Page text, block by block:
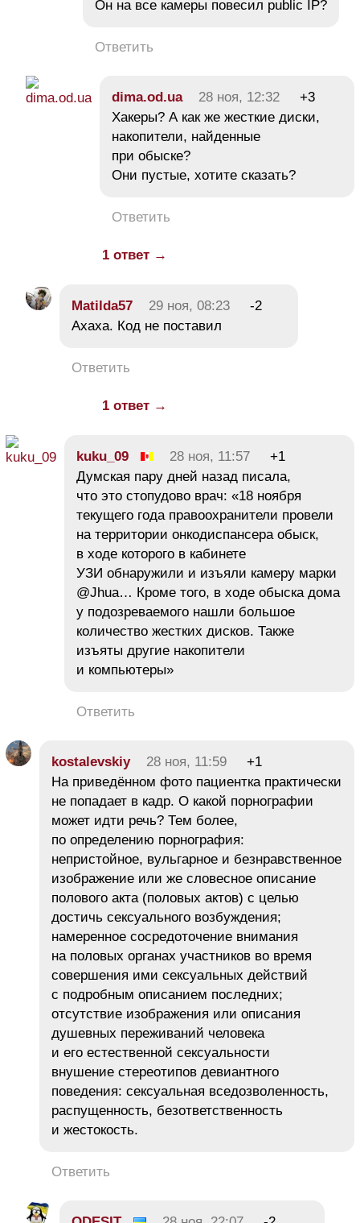
Он на все камеры повесил public IP?
Ответить
dima.od.ua 28 ноя, 12:32
+3
Хакеры? А как же жесткие диски,
накопители, найденные
при обыске?
Они пустые, хотите сказать?
Ответить
1 ответ →
Matilda57 29 ноя, 08:23
-2
Ахаха. Код не поставил
Ответить
1 ответ →
kuku_09 28 ноя, 11:57
+1
Думская пару дней назад писала,
что это стопудово врач: «18 ноября
текущего года правоохранители провели
на территории онкодиспансера обыск,
в ходе которого в кабинете
УЗИ обнаружили и изъяли камеру марки
@Jhua… Кроме того, в ходе обыска дома
у подозреваемого нашли большое
количество жестких дисков. Также
изъяты другие накопители
и компьютеры»
Ответить
kostalevskiy 28 ноя, 11:59
+1
На приведённом фото пациентка практически
не попадает в кадр. О какой порнографии
может идти речь? Тем более,
по определению порнография:
непристойное, вульгарное и безнравственное
изображение или же словесное описание
полового акта (половых актов) с целью
достичь сексуального возбуждения;
намеренное сосредоточение внимания
на половых органах участников во время
совершения ими сексуальных действий
с подробным описанием последних;
отсутствие изображения или описания
душевных переживаний человека
и его естественной сексуальности
внушение стереотипов девиантного
поведения: сексуальная вседозволенность,
распущенность, безответственность
и жестокость.
Ответить